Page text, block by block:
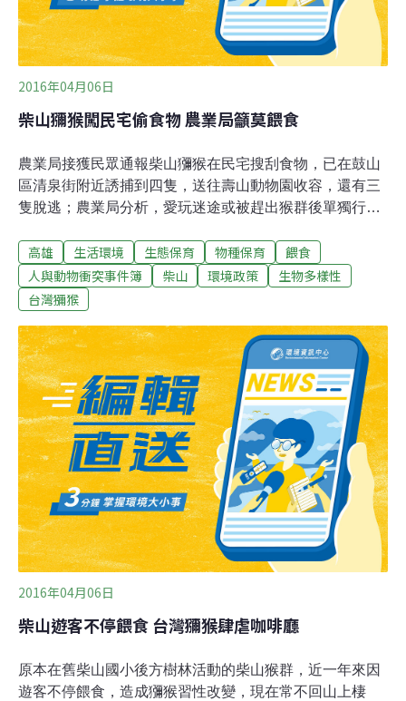
2016年04月06日
柴山獼猴闖民宅偷食物 農業局籲莫餵食
農業局接獲民眾通報柴山獼猴在民宅搜刮食物，已在鼓山
區清泉街附近誘捕到四隻，送往壽山動物園收容，還有三
隻脫逃；農業局分析，愛玩迷途或被趕出猴群後單獨行動
被登山者餵食，養成搶奪習慣，正全力圍捕作亂的其他三
隻。農業局植物防疫及生態保育科長葉坤松說，自1989年
開放柴山至今，部分民眾不當餵食獼猴，造成獼猴不怕人
類，且養成向人類索取食物的習慣，甚至有索取不成便搶
奪，有的則下山覓食，活動範圍已擴展到附近社區。葉坤
松說，農業局希望以勸導代替罰款，自2011年至今已向餵
食者勸導近300人次，依違反「野生動物保育自治條例」
開罰者才五人，每張開罰5000元。葉坤松呼籲遊客不餵
食、不接觸、不威脅獼猴，使獼猴遠離人群回歸山林，減
少人猴衝突。
高雄 生活環境 生態保育 物種保育
餵食
人與動物衝突事件簿
柴山 環境政策
生物多樣性
台灣獼猴
2016年04月06日
柴山遊客不停餵食 台灣獼猴肆虐咖啡廳
原本在舊柴山國小後方樹林活動的柴山猴群，近一年來因
遊客不停餵食，造成獼猴習性改變，現在常不回山上棲